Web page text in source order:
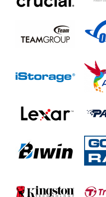
MZ-7KE512Z
850 EVO
MZ-75E120RW
MZ-75E1T0Z
MZ-75E250BW
MZ-75E250RW
MZ-75E4T0B